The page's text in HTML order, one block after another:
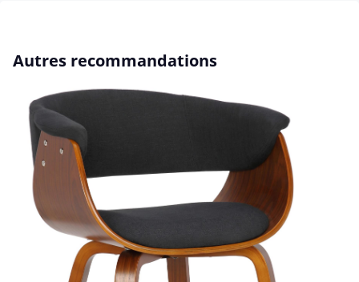
Ignorer la galerie de produits
Autres recommandations